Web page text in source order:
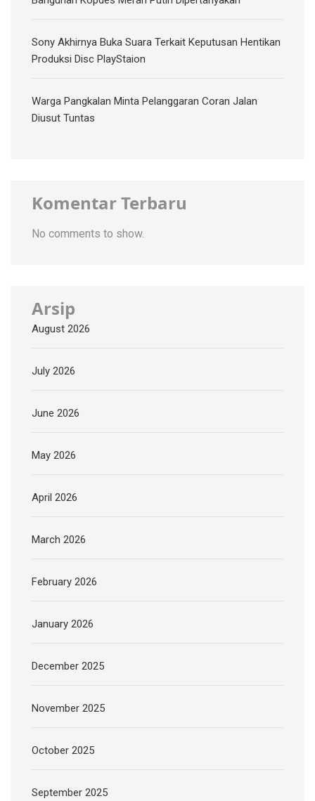
Sony Akhirnya Buka Suara Terkait Keputusan Hentikan
Produksi Disc PlayStaion
Warga Pangkalan Minta Pelanggaran Coran Jalan
Diusut Tuntas
Komentar Terbaru
No comments to show.
Arsip
August 2026
July 2026
June 2026
May 2026
April 2026
March 2026
February 2026
January 2026
December 2025
November 2025
October 2025
September 2025